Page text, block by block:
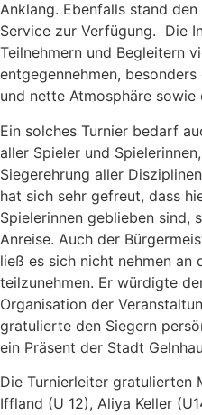
Anklang. Ebenfalls stand
Service zur Verfügung. Die
Teilnehmern und Begleitern
entgegennehmen,
und nette Atmosphäre sowie
Ein solches Turnier bedarf
aller Spieler und
Siegerehrung aller
hat sich sehr gefreut, dass
Spielerinnen geblieben sind,
Anreise. Auch der
ließ es sich nicht nehmen an
teilzunehmen. Er würdigte
Organisation der
gratulierte den Siegern
ein Präsent der Stadt
Die Turnierleiter gratulierten
Iffland (U 12), Aliya Keller